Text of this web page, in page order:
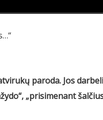
paroda. Jos
„prisimenant